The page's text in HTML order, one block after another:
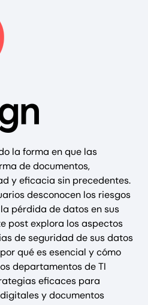
la forma en que las
de documentos,
y eficacia sin precedentes.
desconocen los riesgos
pérdida de datos en sus
post explora los aspectos
de seguridad de sus datos
qué es esencial y cómo
departamentos de TI
eficaces para
y documentos